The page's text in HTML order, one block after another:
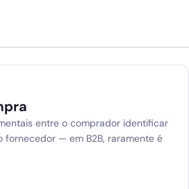
entre o comprador identificar
fornecedor — em B2B, raramente é